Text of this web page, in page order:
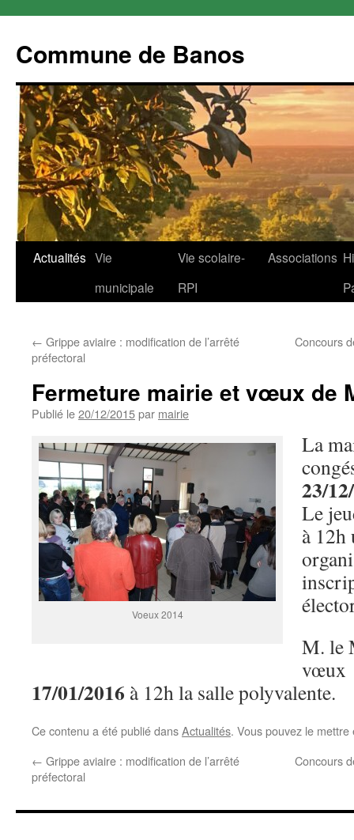
Commune de Banos
Aller
Actualités Vie
municipale
Vie scolaire-
RPI
Associations
← Grippe aviaire : modification de l’arrêté
préfectoral
Concours
Fermeture mairie et vœux de
Publié le20/12/2015par mairie
Voeux 2014
La
23/
Le
à 12h
M. le
vœux
17/01/2016 à 12h la salle polyvalente.
Ce contenu a été publié dansActualités. Vous pouvez le
← Grippe aviaire : modification de l’arrêté
préfectoral
Concours